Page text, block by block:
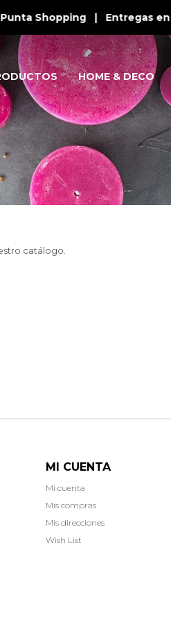
Shopping | Entregas en
HOME & DECO
catálogo.
MI CUENTA
Mi cuenta
Mis compras
Mis direcciones
Wish List